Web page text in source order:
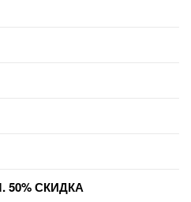
СКИДКА